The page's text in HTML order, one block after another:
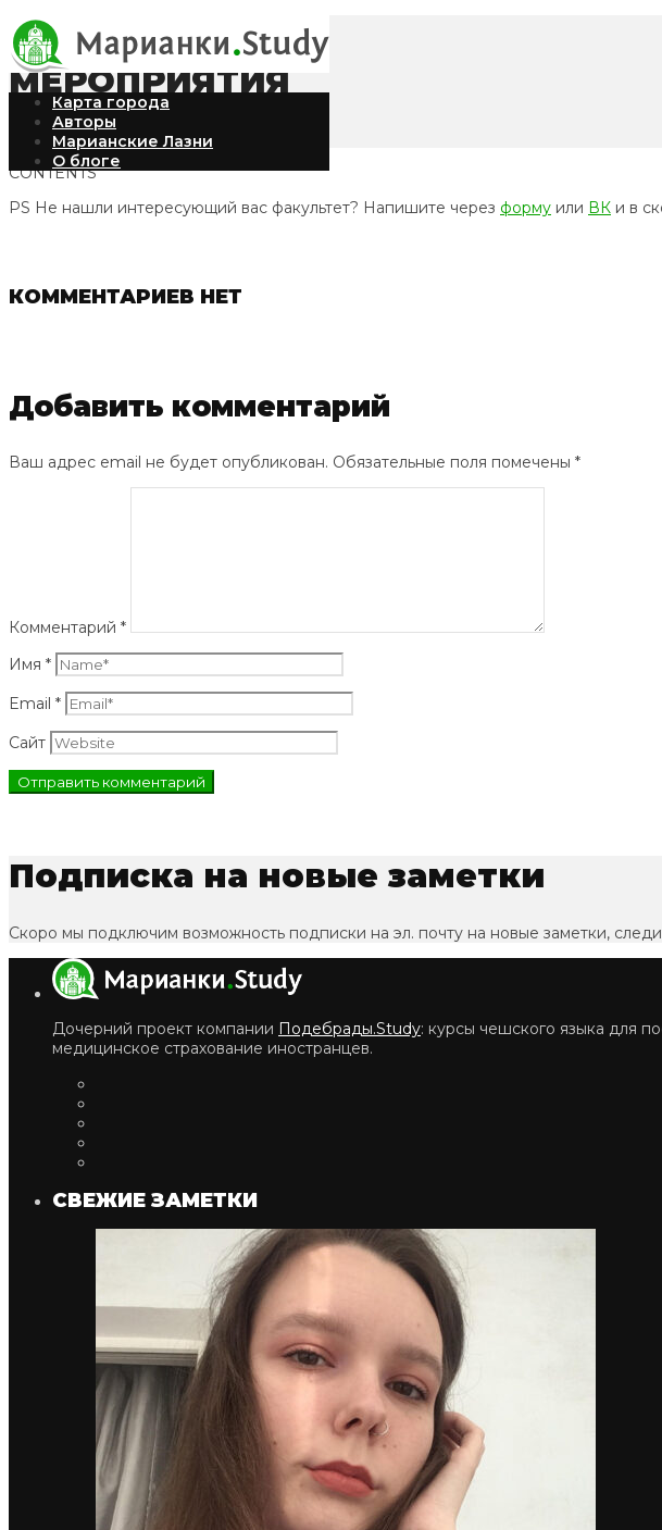
Карта города
Авторы
Марианские Лазни
О блоге
МЕРОПРИЯТИЯ
CONTENTS
PS Не нашли интересующий вас факультет? Напишите через форму или ВК и в
КОММЕНТАРИЕВ НЕТ
Добавить комментарий
Ваш адрес email не будет опубликован. Обязательные поля помечены *
Комментарий *
Имя *
Email *
Сайт
Подписка на новые заметки
Скоро мы подключим возможность подписки на эл. почту на новые заметки,
Дочерний проект компании Подебрады.Study: курсы чешского языка для
медицинское страхование иностранцев.
СВЕЖИЕ ЗАМЕТКИ